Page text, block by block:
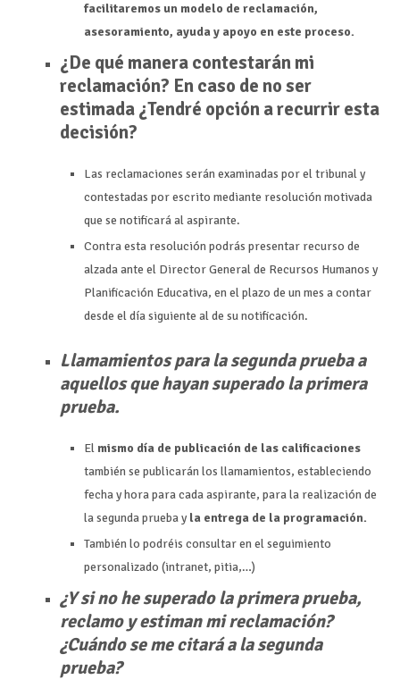
facilitaremos un modelo de reclamación,
asesoramiento, ayuda y apoyo en este proceso.
¿De qué manera contestarán mi
reclamación? En caso de no ser
estimada ¿Tendré opción a recurrir esta
decisión?
Las reclamaciones serán examinadas por el tribunal y
contestadas por escrito mediante resolución motivada
que se notificará al aspirante.
Contra esta resolución podrás presentar recurso de
alzada ante el Director General de Recursos Humanos y
Planificación Educativa, en el plazo de un mes a contar
desde el día siguiente al de su notificación.
Llamamientos para la segunda prueba a
aquellos que hayan superado la primera
prueba.
El mismo día de publicación de las calificaciones
también se publicarán los llamamientos, estableciendo
fecha y hora para cada aspirante, para la realización de
la segunda prueba y la entrega de la programación.
También lo podréis consultar en el seguimiento
personalizado (intranet, pitia,…)
¿Y si no he superado la primera prueba,
reclamo y estiman mi reclamación?
¿Cuándo se me citará a la segunda
prueba?